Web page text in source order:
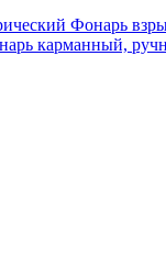
Фонарь
карманный,